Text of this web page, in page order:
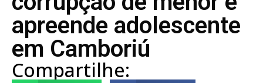
apreende adolescente
em Camboriú
Compartilhe: